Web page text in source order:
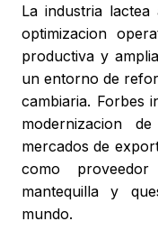
La industria
optimizacion
productiva y
un entorno de
cambiaria. Forbes
modernizacion
mercados de
como
mantequilla y
mundo.